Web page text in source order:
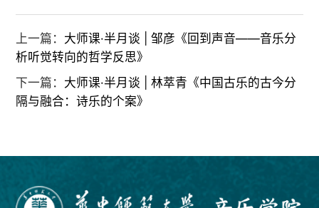
上一篇： 大师课·半月谈 | 邹彦《回到声音——音乐分
析听觉转向的哲学反思》
下一篇： 大师课·半月谈 | 林萃青《中国古乐的古今分
隔与融合：诗乐的个案》